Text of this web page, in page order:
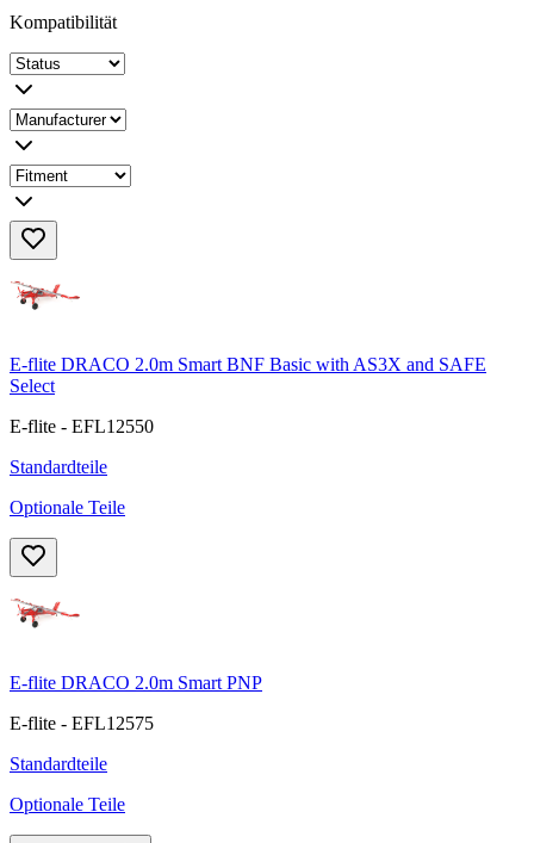
Kompatibilität
E-flite DRACO 2.0m Smart BNF Basic with AS3X and SAFE
Select
E-flite - EFL12550
Standardteile
Optionale Teile
E-flite DRACO 2.0m Smart PNP
E-flite - EFL12575
Standardteile
Optionale Teile